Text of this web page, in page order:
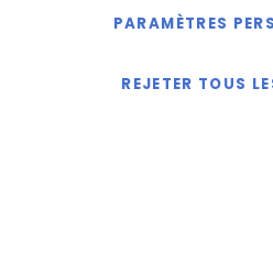
Tous droits réservés.
PARAMÈTRES
REJETER TOUS